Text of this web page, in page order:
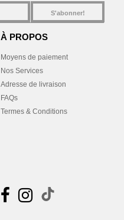
S'abonner!
À PROPOS
Moyens de paiement
Nos Services
Adresse de livraison
FAQs
Termes & Conditions